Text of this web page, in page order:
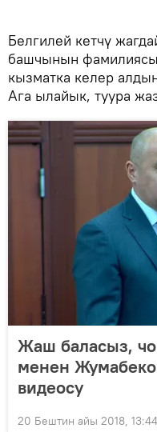
Белгилей кетчү
башчынын фамилиясы
кызматка келер
Ага ылайык, туура
Жаш баласыз,
менен
видеосу
20 Бештин айы 2018, 13:44